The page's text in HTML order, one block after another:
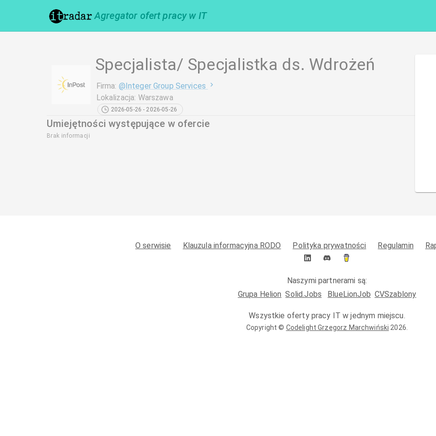
Agregator ofert pracy w IT
Specjalista/ Specjalistka ds. Wdrożeń
Firma: @Integer Group Services
Lokalizacja: Warszawa
2026-05-26 - 2026-05-26
Umiejętności występujące w ofercie
Brak informacji
O serwisie Klauzula informacyjna RODO Polityka prywatności Regulamin
Naszymi partnerami są:
Grupa Helion Solid.Jobs BlueLionJob CVSzablony
Wszystkie oferty pracy IT w jednym miejscu.
Copyright © Codelight Grzegorz Marchwiński 2026.